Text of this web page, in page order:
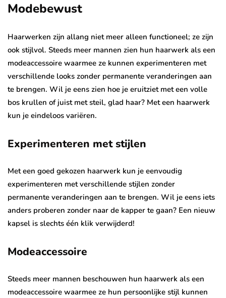
Modebewust
Haarwerken zijn allang niet meer alleen functioneel; ze zijn
ook stijlvol. Steeds meer mannen zien hun haarwerk als een
modeaccessoire waarmee ze kunnen experimenteren met
verschillende looks zonder permanente veranderingen aan
te brengen. Wil je eens zien hoe je eruitziet met een volle
bos krullen of juist met steil, glad haar? Met een haarwerk
kun je eindeloos variëren.
Experimenteren met stijlen
Met een goed gekozen haarwerk kun je eenvoudig
experimenteren met verschillende stijlen zonder
permanente veranderingen aan te brengen. Wil je eens iets
anders proberen zonder naar de kapper te gaan? Een nieuw
kapsel is slechts één klik verwijderd!
Modeaccessoire
Steeds meer mannen beschouwen hun haarwerk als een
modeaccessoire waarmee ze hun persoonlijke stijl kunnen